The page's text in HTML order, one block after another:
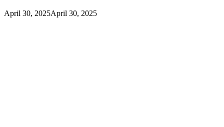
April 30, 2025April 30, 2025